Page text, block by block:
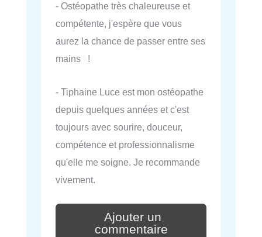
- Ostéopathe très chaleureuse et
compétente, j'espère que vous
aurez la chance de passer entre ses
mains !
- Tiphaine Luce est mon ostéopathe
depuis quelques années et c'est
toujours avec sourire, douceur,
compétence et professionnalisme
qu'elle me soigne. Je recommande
vivement.
Ajouter un
commentaire